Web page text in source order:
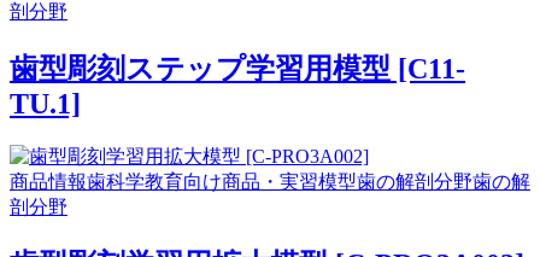
剖分野
歯型彫刻ステップ学習用模型 [C11-
TU.1]
商品情報歯科学教育向け商品・実習模型歯の解剖分野歯の解
剖分野